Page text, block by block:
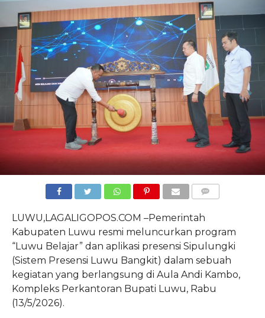
LUWU,LAGALIGOPOS.COM –Pemerintah
Kabupaten Luwu resmi meluncurkan program
“Luwu Belajar” dan aplikasi presensi Sipulungki
(Sistem Presensi Luwu Bangkit) dalam sebuah
kegiatan yang berlangsung di Aula Andi Kambo,
Kompleks Perkantoran Bupati Luwu, Rabu
(13/5/2026).